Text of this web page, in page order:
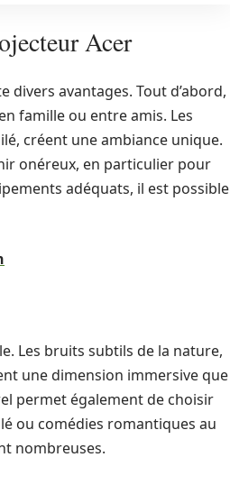
Acer
avantages. Tout d’abord,
famille ou entre amis. Les
créent une ambiance unique.
onéreux, en particulier pour
adéquats, il est possible
Les bruits subtils de la nature,
une dimension immersive que
permet également de choisir
ou comédies romantiques au
nombreuses.